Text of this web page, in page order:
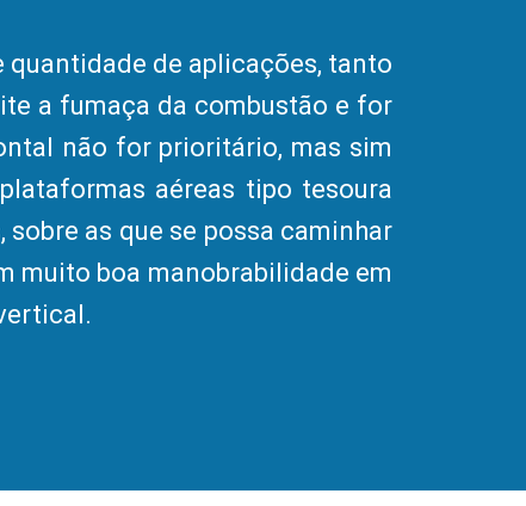
de aplicações, tanto
a fumaça da combustão e for
não for prioritário, mas sim
aéreas tipo tesoura
as que se possa caminhar
muito boa manobrabilidade em